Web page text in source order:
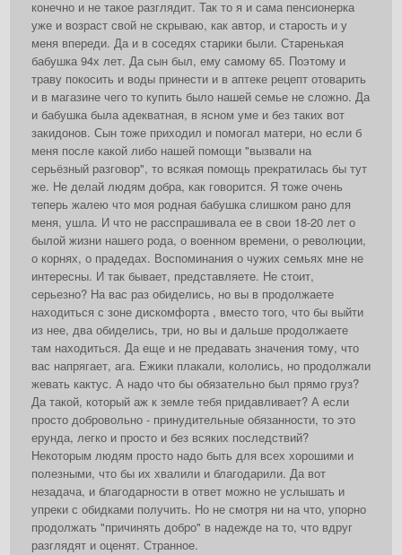
конечно и не такое разглядит. Так то я и сама пенсионерка
уже и возраст свой не скрываю, как автор, и старость и у
меня впереди. Да и в соседях старики были. Старенькая
бабушка 94х лет. Да сын был, ему самому 65. Поэтому и
траву покосить и воды принести и в аптеке рецепт отоварить
и в магазине чего то купить было нашей семье не сложно. Да
и бабушка была адекватная, в ясном уме и без таких вот
закидонов. Сын тоже приходил и помогал матери, но если б
меня после какой либо нашей помощи "вызвали на
серьёзный разговор", то всякая помощь прекратилась бы тут
же. Не делай людям добра, как говорится. Я тоже очень
теперь жалею что моя родная бабушка слишком рано для
меня, ушла. И что не расспрашивала ее в свои 18-20 лет о
былой жизни нашего рода, о военном времени, о революции,
о корнях, о прадедах. Воспоминания о чужих семьях мне не
интересны. И так бывает, представляете. Не стоит,
серьезно? На вас раз обиделись, но вы в продолжаете
находиться с зоне дискомфорта , вместо того, что бы выйти
из нее, два обиделись, три, но вы и дальше продолжаете
там находиться. Да еще и не предавать значения тому, что
вас напрягает, ага. Ежики плакали, кололись, но продолжали
жевать кактус. А надо что бы обязательно был прямо груз?
Да такой, который аж к земле тебя придавливает? А если
просто добровольно - принудительные обязанности, то это
ерунда, легко и просто и без всяких последствий?
Некоторым людям просто надо быть для всех хорошими и
полезными, что бы их хвалили и благодарили. Да вот
незадача, и благодарности в ответ можно не услышать и
упреки с обидками получить. Но не смотря ни на что, упорно
продолжать "причинять добро" в надежде на то, что вдруг
разглядят и оценят. Странное.